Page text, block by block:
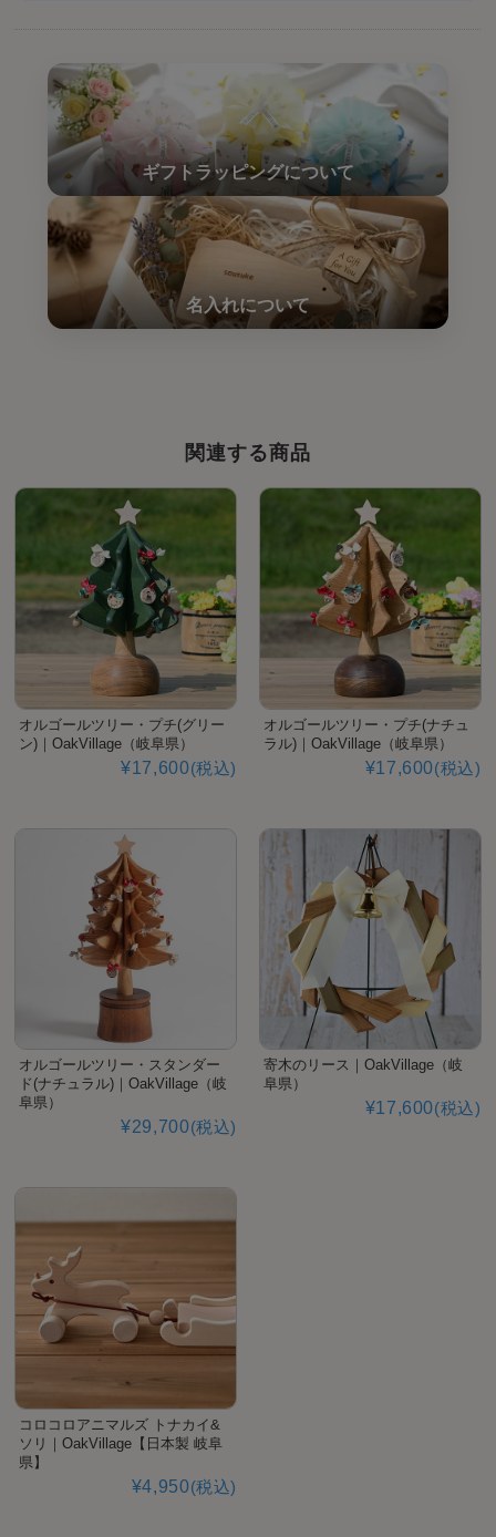
関連する商品
オルゴールツリー・プチ(グリー
ン)｜OakVillage（岐阜県）
¥17,600(税込)
オルゴールツリー・プチ(ナチュ
ラル)｜OakVillage（岐阜県）
¥17,600(税込)
オルゴールツリー・スタンダー
ド(ナチュラル)｜OakVillage（岐
阜県）
¥29,700(税込)
寄木のリース｜OakVillage（岐
阜県）
¥17,600(税込)
コロコロアニマルズ トナカイ&
ソリ｜OakVillage【日本製 岐阜
県】
¥4,950(税込)